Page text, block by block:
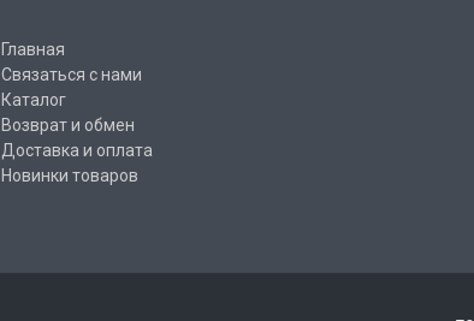
Главная
Связаться с нами
Каталог
Возврат и обмен
Доставка и оплата
Новинки товаров